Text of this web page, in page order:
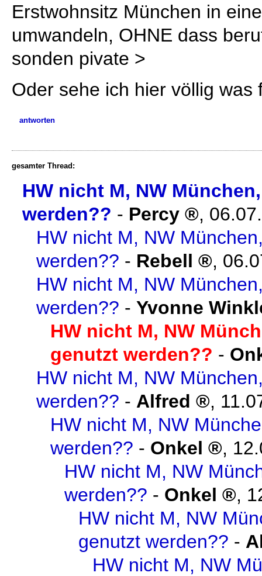
Erstwohnsitz München in
umwandeln, OHNE dass
sonden pivate >
Oder sehe ich hier völlig was
antworten
gesamter Thread:
HW nicht M, NW
werden?? - Percy ,
HW nicht M, NW
werden?? - Rebell ,
HW nicht M, NW
werden?? - Yvonne
HW nicht M, NW
genutzt werden?? -
HW nicht M, NW
werden?? - Alfred ,
HW nicht M, NW
werden?? - Onkel ,
HW nicht M, NW
werden?? - Onkel ,
HW nicht M, NW
genutzt werden?? -
HW nicht M, NW